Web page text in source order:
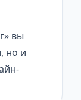
вы
но и